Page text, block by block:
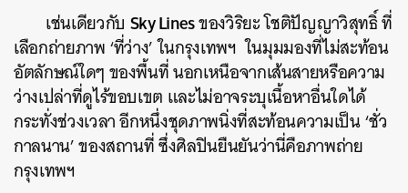
เช่นเดียวกับ Sky Linesของวิริยะ โชติปัญญาวิสุทธิ์ ที่
เลือกถ่ายภาพ ‘ที่ว่าง’ ในกรุงเทพฯ ในมุมมองที่ไม่สะท้อน
อัตลักษณ์ใดๆ ของพื้นที่ นอกเหนือจากเส้นสายหรือความ
ว่างเปล่าที่ดูไร้ขอบเขต และไม่อาจระบุเนื้อหาอื่นใดได้
กระทั่งช่วงเวลา อีกหนึ่งชุดภาพนิ่งที่สะท้อนความเป็น ‘ชั่ว
กาลนาน’ ของสถานที่ ซึ่งศิลปินยืนยันว่านี่คือภาพถ่าย
กรุงเทพฯ